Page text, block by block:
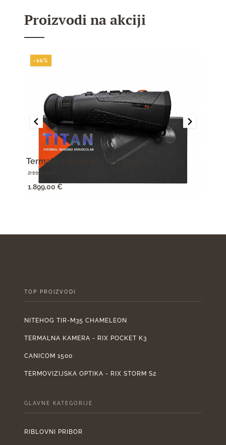
Proizvodi na akciji
-10%
Termalni osmatrač - RIX Titan T6
2.110,00
Izvorna
je:
1.899,00€ Trenutna
1.899,00 €.
je:
TOP PROIZVODI
NITEHOG TIR-M35 CHAMELEON
TERMALNA KAMERA - RIX POCKET K3
CANICOM 1500
TERMOVIZIJSKA OPTIKA - RIX STORM S2
GLAVNE KATEGORIJE
RIBLOVNI PRIBOR